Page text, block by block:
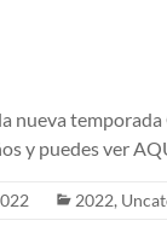
nueva
y puedes ver
2022,